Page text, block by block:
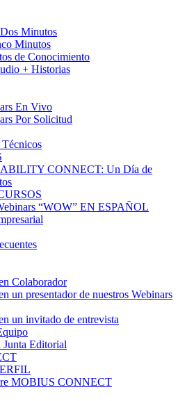
Minutos
Minutos
de Conocimiento
+ Historias
En Vivo
Por Solicitud
CONNECT: Un Día de
“WOW” EN ESPAÑOL
Colaborador
un presentador de nuestros Webinars
un invitado de entrevista
Junta Editorial
MOBIUS CONNECT